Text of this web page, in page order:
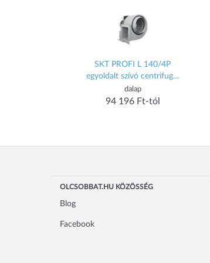
SKT PROFI L 140/4P
egyoldalt szívó centrifugál
ventilátor
dalap
94 196 Ft-tól
OLCSOBBAT.HU KÖZÖSSÉG
Blog
Facebook